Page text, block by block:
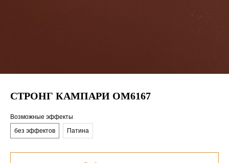
СТРОНГ КАМПАРИ OM6167
Возможные эффекты
без эффектов
Патина